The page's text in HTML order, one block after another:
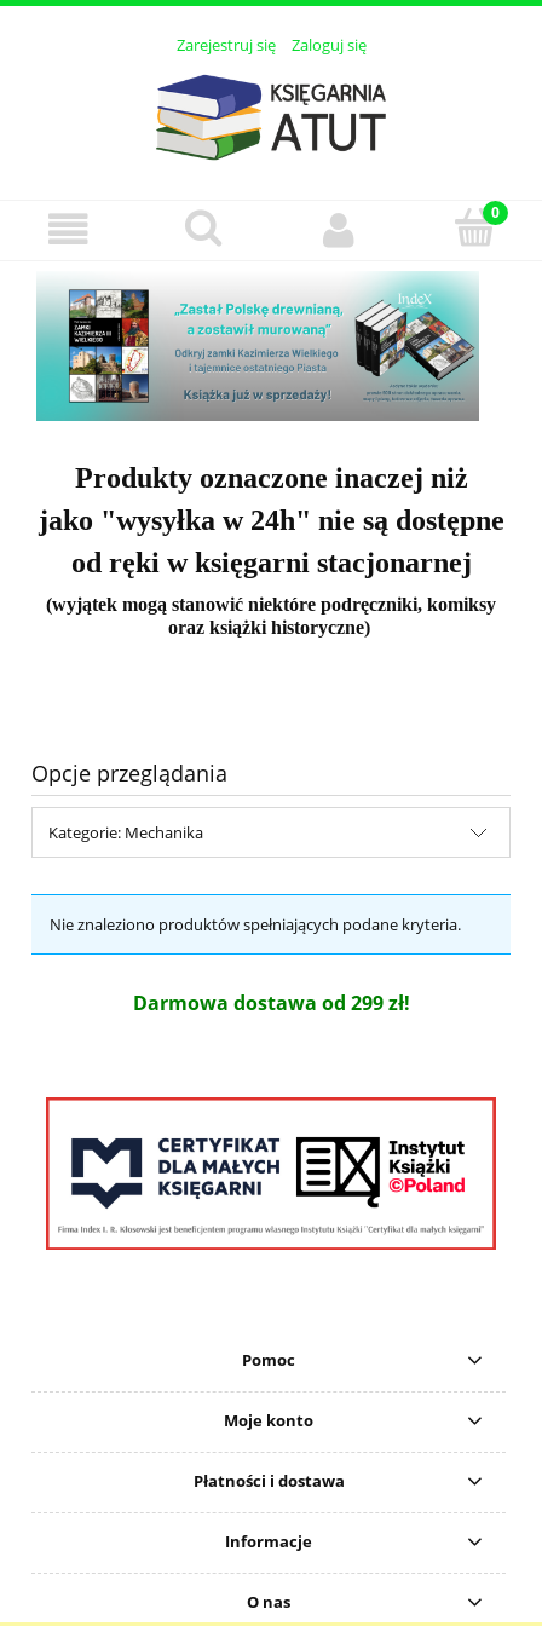
Zarejestruj się Zaloguj się
Produkty oznaczone inaczej niż
jako "wysyłka w 24h" nie są dostępne
od ręki w księgarni stacjonarnej
(wyjątek mogą stanowić niektóre podręczniki, komiksy
oraz książki historyczne)
Opcje przeglądania
Kategorie: Mechanika
Nie znaleziono produktów spełniających podane kryteria.
Darmowa dostawa od 299 zł!
Pomoc
Moje konto
Płatności i dostawa
Informacje
O nas